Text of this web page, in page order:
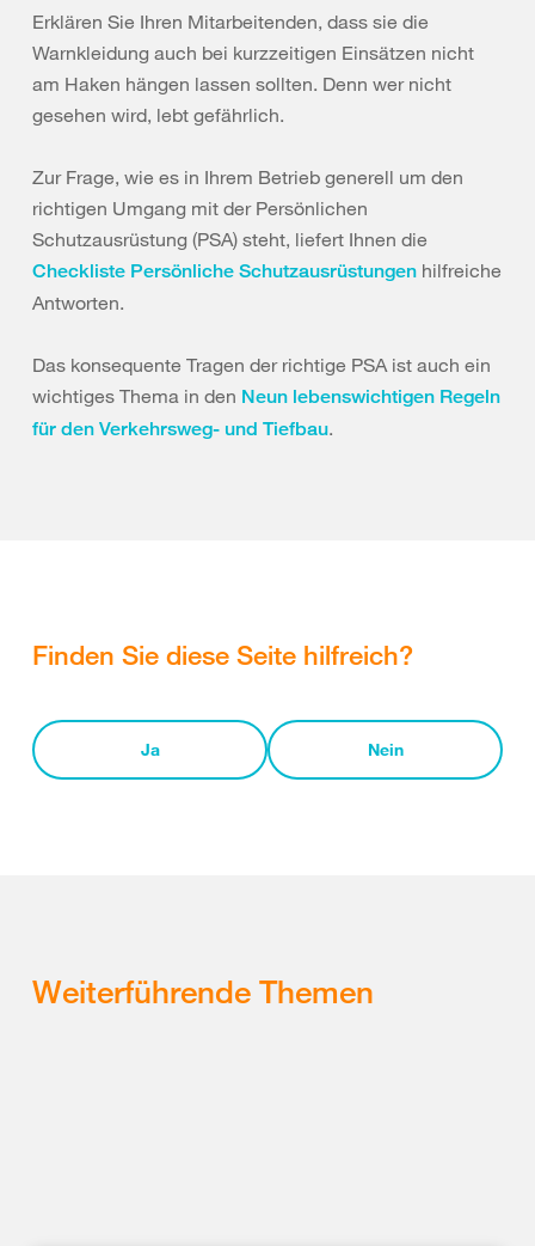
Erklären Sie Ihren Mitarbeitenden, dass sie die
Warnkleidung auch bei kurzzeitigen Einsätzen nicht
am Haken hängen lassen sollten. Denn wer nicht
gesehen wird, lebt gefährlich.
Zur Frage, wie es in Ihrem Betrieb generell um den
richtigen Umgang mit der Persönlichen
Schutzausrüstung (PSA) steht, liefert Ihnen die
Checkliste Persönliche Schutzausrüstungen hilfreiche
Antworten.
Das konsequente Tragen der richtige PSA ist auch ein
wichtiges Thema in den Neun lebenswichtigen Regeln
für den Verkehrsweg- und Tiefbau.
Finden Sie diese Seite hilfreich?
Ja Nein
Weiterführende Themen